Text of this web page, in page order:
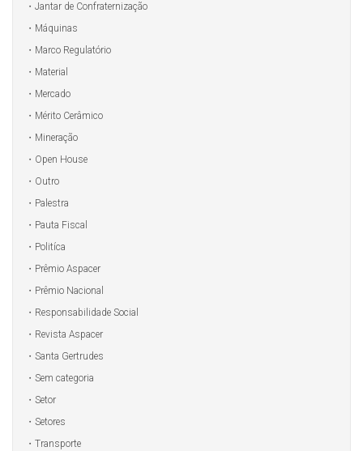
Jantar de Confraternização
Máquinas
Marco Regulatório
Material
Mercado
Mérito Cerâmico
Mineração
Open House
Outro
Palestra
Pauta Fiscal
Politíca
Prêmio Aspacer
Prêmio Nacional
Responsabilidade Social
Revista Aspacer
Santa Gertrudes
Sem categoria
Setor
Setores
Transporte